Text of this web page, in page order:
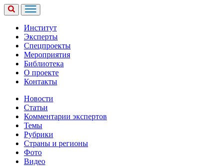
Институт
Эксперты
Спецпроекты
Мероприятия
Библиотека
О проекте
Контакты
Новости
Статьи
Комментарии экспертов
Темы
Рубрики
Страны и регионы
Фото
Видео